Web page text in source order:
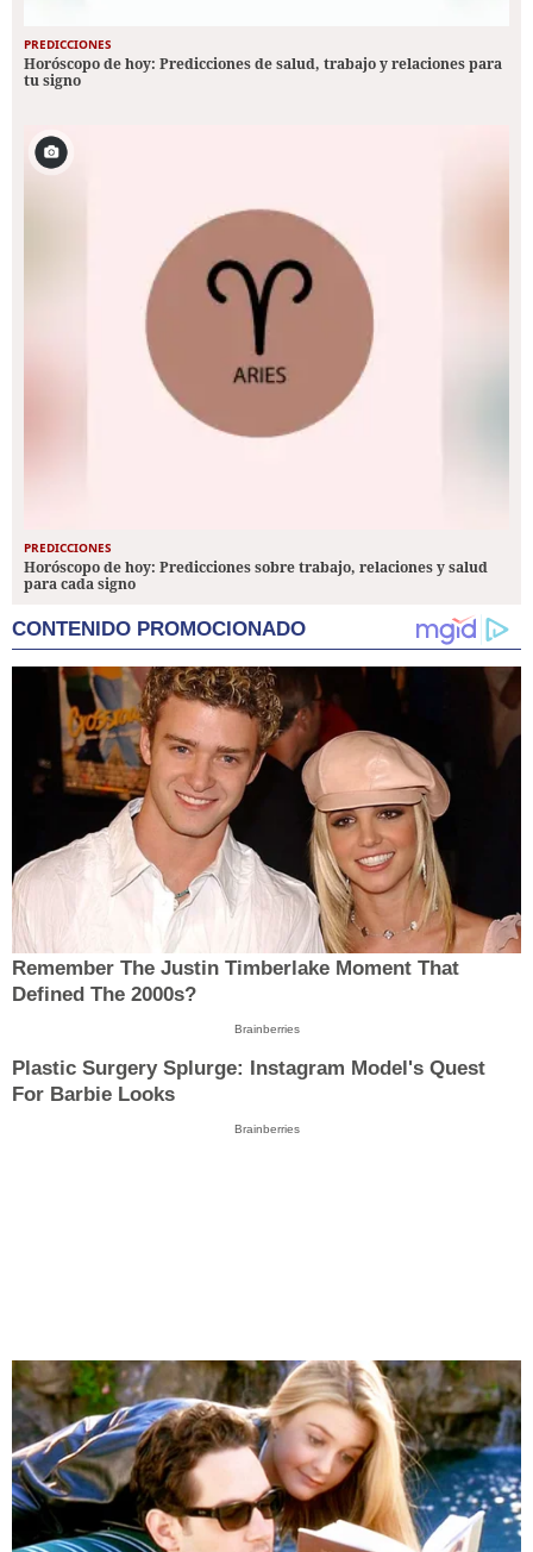
PREDICCIONES
Horóscopo de hoy: Predicciones de salud, trabajo y relaciones para
tu signo
PREDICCIONES
Horóscopo de hoy: Predicciones sobre trabajo, relaciones y salud
para cada signo
CONTENIDO PROMOCIONADO
Remember The Justin Timberlake Moment That
Defined The 2000s?
Brainberries
Plastic Surgery Splurge: Instagram Model's Quest
For Barbie Looks
Brainberries